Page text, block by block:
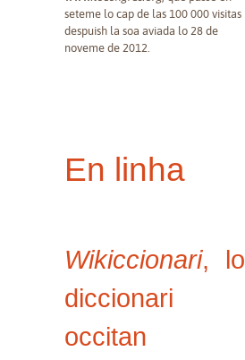
seteme lo cap de las 100 000 visitas
despuish la soa aviada lo 28 de
noveme de 2012.
En linha
Wikiccionari, lo
diccionari
occitan